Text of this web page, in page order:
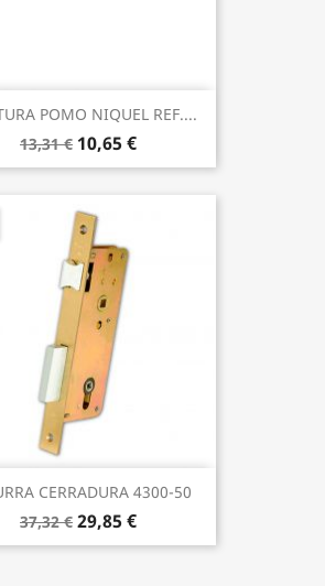
POMO NIQUEL REF....
13,31 € 10,65 €
CERRADURA 4300-50
37,32 € 29,85 €